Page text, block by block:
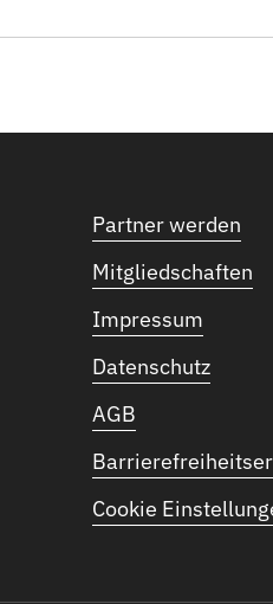
Partner werden
Mitgliedschaften
Impressum
Datenschutz
AGB
Cookie